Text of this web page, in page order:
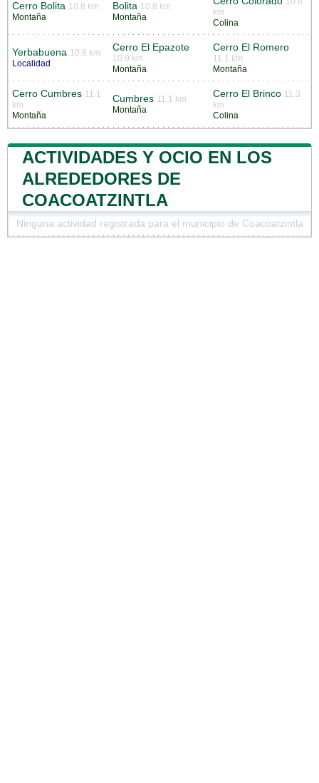
Cerro Bolita 10.8 km
Montaña
Bolita 10.8 km
Montaña
10.8
km
Colina
Yerbabuena 10.8 km
Localidad
Cerro El Epazote
10.9 km
Montaña
Cerro El Romero
11.1 km
Montaña
Cerro Cumbres 11.1
km
Montaña
Cumbres 11.1 km
Montaña
Cerro El Brinco 11.3
km
Colina
ACTIVIDADES Y OCIO EN LOS
ALREDEDORES DE
COACOATZINTLA
Ninguna actividad registrada para el municipio de Coacoatzintla